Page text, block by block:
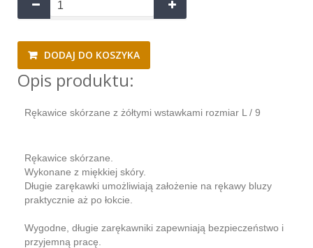
DODAJ DO KOSZYKA
Opis produktu:
Rękawice skórzane z żółtymi wstawkami rozmiar L / 9
Rękawice skórzane.
Wykonane z miękkiej skóry.
Długie zarękawki umożliwiają założenie na rękawy bluzy
praktycznie aż po łokcie.
Wygodne, długie zarękawniki zapewniają bezpieczeństwo i
przyjemną pracę.